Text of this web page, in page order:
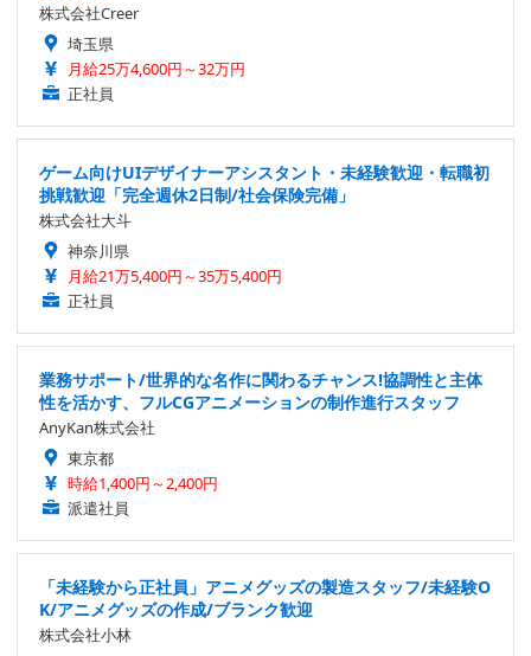
株式会社Creer
埼玉県
月給25万4,600円～32万円
正社員
ゲーム向けUIデザイナーアシスタント・未経験歓迎・転職初
挑戦歓迎「完全週休2日制/社会保険完備」
株式会社大斗
神奈川県
月給21万5,400円～35万5,400円
正社員
業務サポート/世界的な名作に関わるチャンス!協調性と主体
性を活かす、フルCGアニメーションの制作進行スタッフ
AnyKan株式会社
東京都
時給1,400円～2,400円
派遣社員
「未経験から正社員」アニメグッズの製造スタッフ/未経験O
K/アニメグッズの作成/ブランク歓迎
株式会社小林